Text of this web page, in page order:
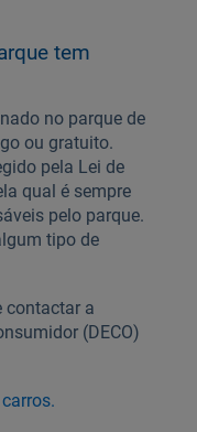
tem
no parque de
ou gratuito.
pela Lei de
qual é sempre
pelo parque.
tipo de
contactar a
(DECO)